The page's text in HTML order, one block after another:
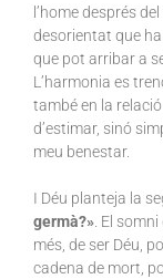
l’home després
desorientat que
que pot arribar a
L’harmonia es
també en la
d’estimar, sinó
meu benestar.
I Déu planteja la
germà?». El
més, de ser Déu,
cadena de mort,